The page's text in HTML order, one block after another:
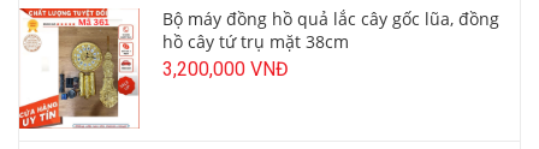
Bộ máy đồng hồ quả lắc cây gốc lũa, đồng
hồ cây tứ trụ mặt 38cm
3,200,000 VNĐ